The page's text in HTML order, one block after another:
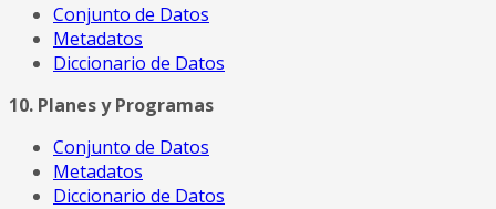
Conjunto de Datos
Metadatos
Diccionario de Datos
10. Planes y Programas
Conjunto de Datos
Metadatos
Diccionario de Datos